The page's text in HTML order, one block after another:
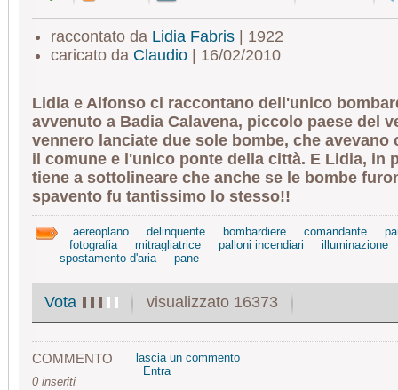
raccontato da Lidia Fabris| 1922
caricato da Claudio| 16/02/2010
Lidia e Alfonso ci raccontano dell'unico
avvenuto a Badia Calavena, piccolo paese del
vennero lanciate due sole bombe, che avevano
il comune e l'unico ponte della città. E Lidia, in
tiene a sottolineare che anche se le bombe
spavento fu tantissimo lo stesso!!
aereoplano delinquente bombardiere comandante
fotografia
mitragliatrice palloni incendiari
illuminazione
spostamento d'aria
pane
Vota visualizzato 16373
COMMENTO
0 inseriti
lascia un commento
Entra